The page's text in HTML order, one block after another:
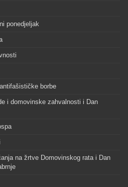
ponedjeljak
borbe
i domovinske zahvalnosti i Dan
na žrtve Domovinskog rata i Dan